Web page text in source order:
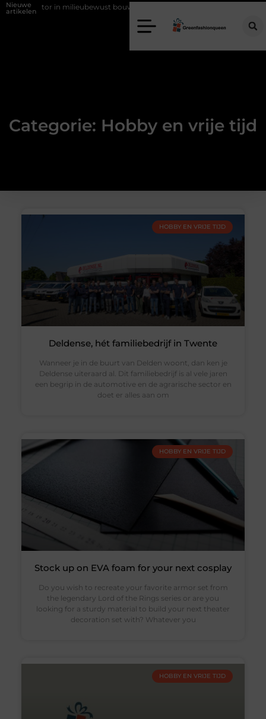
Nieuwe
artikelen
factor in milieubewust bouwen
Categorie: Hobby en vrije tijd
HOBBY EN VRIJE TIJD
Deldense, hét familiebedrijf in Twente
Wanneer je in de buurt van Delden woont, dan ken je
Deldense uiteraard al. Dit familiebedrijf is al vele jaren
een begrip in de automotive en de agrarische sector en
doet er alles aan om
HOBBY EN VRIJE TIJD
Stock up on EVA foam for your next cosplay
Do you wish to recreate your favorite armor set from
the legendary Lord of the Rings series or are you
looking for a sturdy material to build your next theater
decoration set with? Whatever you
HOBBY EN VRIJE TIJD